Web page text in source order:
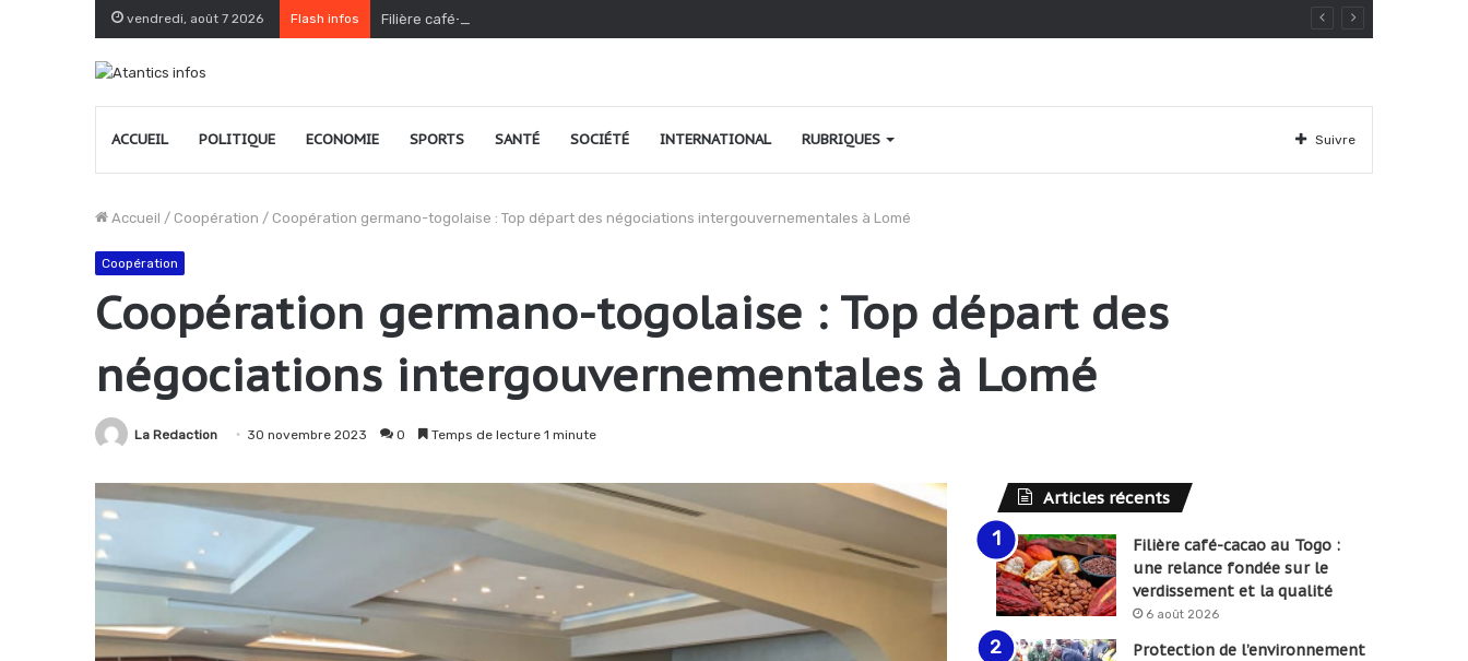
vendredi, août 7 2026 Flash infos Filière café-cacao au Togo : une relance fondée sur le verdissement et la qualité
ACCUEIL POLITIQUE ECONOMIE SPORTS SANTÉ SOCIÉTÉ INTERNATIONAL RUBRIQUES Suivre
Accueil / Coopération / Coopération germano-togolaise : Top départ des négociations intergouvernementales à Lomé
Coopération
Coopération germano-togolaise : Top départ des
négociations intergouvernementales à Lomé
La Redaction 30 novembre 2023 0 Temps de lecture 1 minute
Articles récents
Filière café-cacao au Togo :
une relance fondée sur le
verdissement et la qualité
6 août 2026
Protection de l’environnement